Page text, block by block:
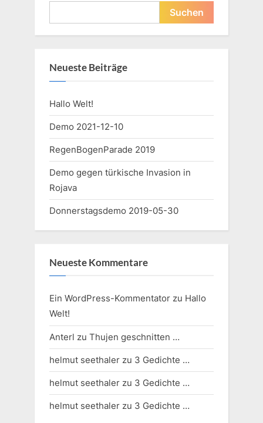
Suchen
Neueste Beiträge
Hallo Welt!
Demo 2021-12-10
RegenBogenParade 2019
Demo gegen türkische Invasion in
Rojava
Donnerstagsdemo 2019-05-30
Neueste Kommentare
Ein WordPress-Kommentator zu Hallo
Welt!
Anterl zu Thujen geschnitten …
helmut seethaler zu 3 Gedichte …
helmut seethaler zu 3 Gedichte …
helmut seethaler zu 3 Gedichte …